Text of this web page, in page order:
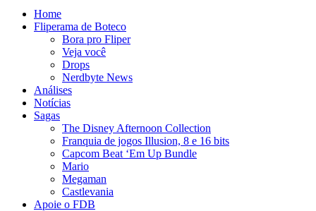
Home
Fliperama de Boteco
Bora pro Fliper
Veja você
Drops
Nerdbyte News
Análises
Notícias
Sagas
The Disney Afternoon Collection
Franquia de jogos Illusion, 8 e 16 bits
Capcom Beat ‘Em Up Bundle
Mario
Megaman
Castlevania
Apoie o FDB